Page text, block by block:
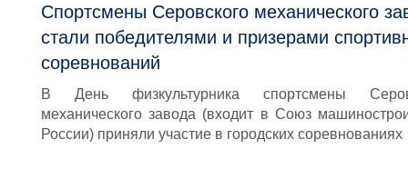
Спортсмены Серовского механического
стали победителями и призерами
соревнований
В День физкультурника спортсмены
механического завода (входит в Союз
России) приняли участие в городских соревнованиях